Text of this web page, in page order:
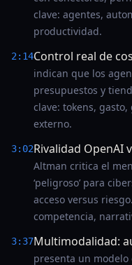
clave: agentes,
productividad.
2:14Control real de
indican que los
presupuestos y
clave: tokens,
externo.
3:02Rivalidad OpenAI
Altman critica el
‘peligroso’ para
acceso versus
competencia,
3:37Multimodalidad:
presenta un